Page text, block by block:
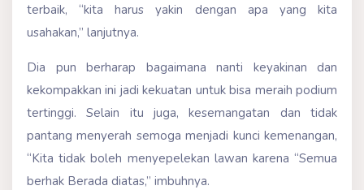
terbaik, “kita harus yakin dengan apa yang kita
usahakan,” lanjutnya.
Dia pun berharap bagaimana nanti keyakinan dan
kekompakkan ini jadi kekuatan untuk bisa meraih podium
tertinggi. Selain itu juga, kesemangatan dan tidak
pantang menyerah semoga menjadi kunci kemenangan,
“Kita tidak boleh menyepelekan lawan karena “Semua
berhak Berada diatas,” imbuhnya.